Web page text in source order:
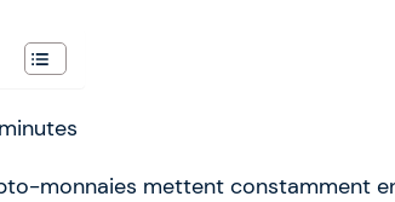
minutes
monnaies mettent constamment